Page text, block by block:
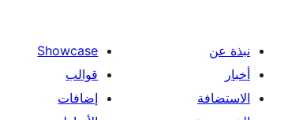
نبذة عن
أخبار
الاستضافة
Showcase
قوالب
إضافات